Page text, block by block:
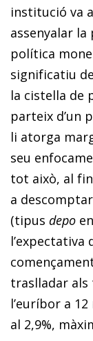
institució va
assenyalar
política
significatiu
la cistella de
parteix d’un
li atorga
seu
tot això, al
a
(tipus depo
l’expectativa
traslladar als
l’euríbor a
al 2,9%,